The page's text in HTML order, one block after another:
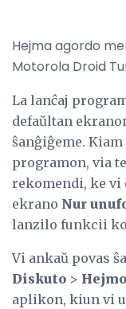
Hejma agordo
Motorola Droid
La lanĉaj
defaŭltan
ŝanĝiĝeme.
programon, via
rekomendi, ke vi
ekrano Nur
lanzilo funkcii
Vi ankaŭ povas
Diskuto > Hejmo
aplikon, kiun vi